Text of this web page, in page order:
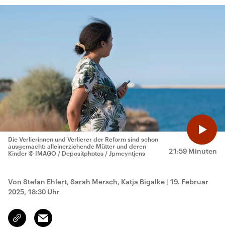
21:59 Minuten
Die Verlierinnen und Verlierer der Reform sind schon
ausgemacht: alleinerziehende Mütter und deren
Kinder © IMAGO / Depositphotos / Jpmeyntjens
Von Stefan Ehlert, Sarah Mersch, Katja Bigalke | 19. Februar
2025, 18:30 Uhr
Link
kopieren/teilen
Email